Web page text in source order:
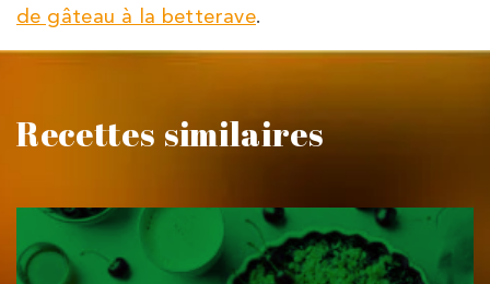
de gâteau à la betterave.
Recettes similaires